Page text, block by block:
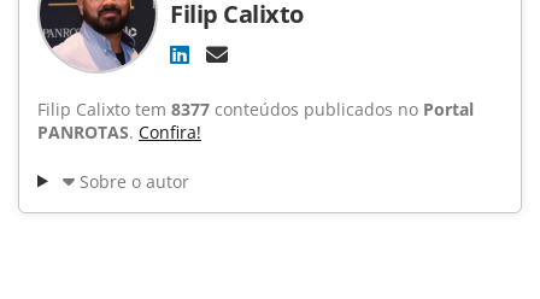
Filip Calixto
Filip Calixto tem 8377 conteúdos publicados no Portal
PANROTAS. Confira!
Sobre o autor